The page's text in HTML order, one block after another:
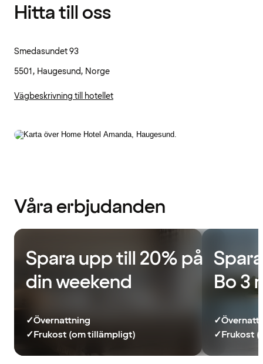
Hitta till oss
Smedasundet 93
5501, Haugesund, Norge
Vägbeskrivning till hotellet
Våra erbjudanden
Spara upp till 20% på
din weekend
✓Övernattning
✓Frukost (om tillämpligt)
Bo 3
✓
✓Frukost